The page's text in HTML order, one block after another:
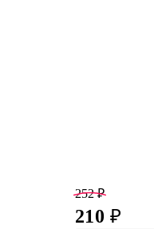
252 ₽
210 ₽